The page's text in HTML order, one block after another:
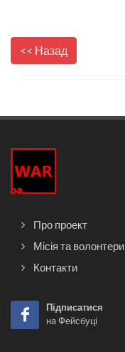
<< Назад
Про проект
Місія та волонтери
Контакти
Підписатися
на Фейсбуці